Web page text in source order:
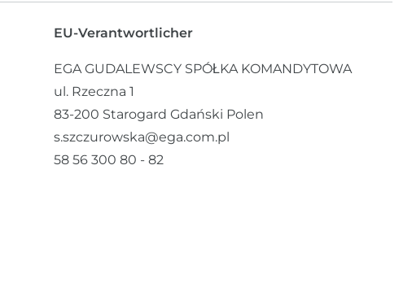
EU-Verantwortlicher
EGA GUDALEWSCY SPÓŁKA KOMANDYTOWA
ul. Rzeczna 1
83-200 Starogard Gdański Polen
s.szczurowska@ega.com.pl
58 56 300 80 - 82